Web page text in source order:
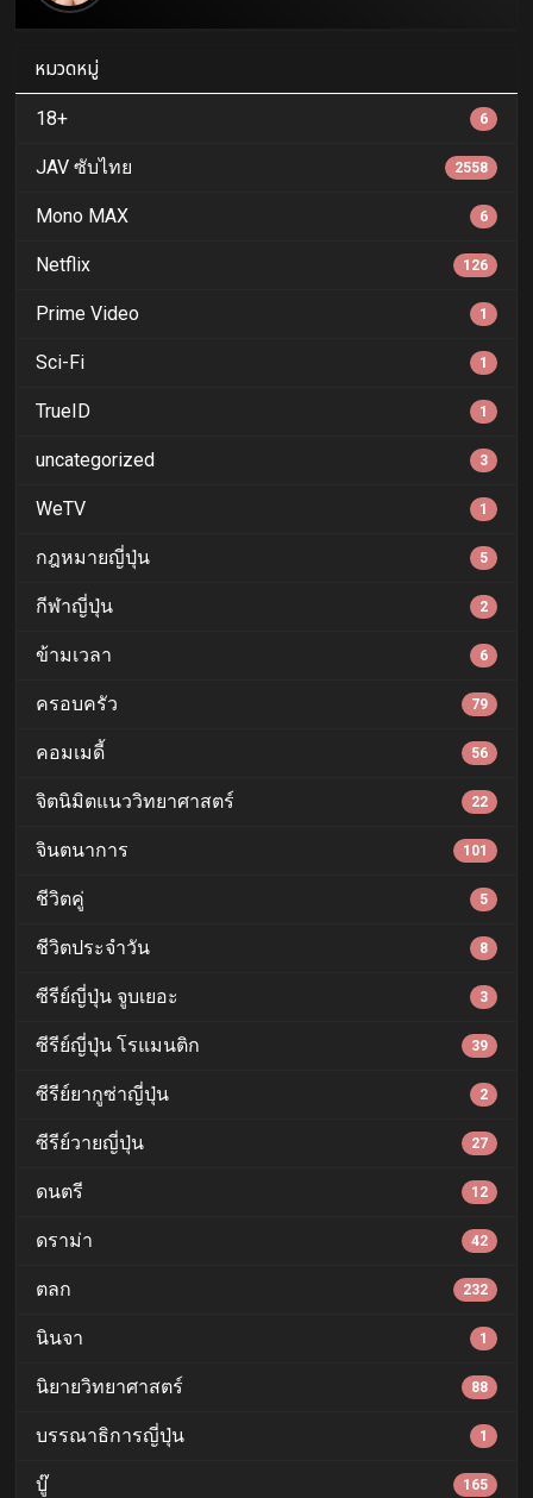
หมวดหมู่
18+ 6
JAV ซับไทย 2558
Mono MAX 6
Netflix 126
Prime Video 1
Sci-Fi 1
TrueID 1
uncategorized 3
WeTV 1
กฎหมายญี่ปุ่น 5
กีฬาญี่ปุ่น 2
ข้ามเวลา 6
ครอบครัว 79
คอมเมดี้ 56
จิตนิมิตแนววิทยาศาสตร์ 22
จินตนาการ 101
ชีวิตคู่ 5
ชีวิตประจำวัน 8
ซีรีย์ญี่ปุ่น จูบเยอะ 3
ซีรีย์ญี่ปุ่น โรแมนติก 39
ซีรีย์ยากูซ่าญี่ปุ่น 2
ซีรีย์วายญี่ปุ่น 27
ดนตรี 12
ดราม่า 42
ตลก 232
นินจา 1
นิยายวิทยาศาสตร์ 88
บรรณาธิการญี่ปุ่น 1
บู๊ 165